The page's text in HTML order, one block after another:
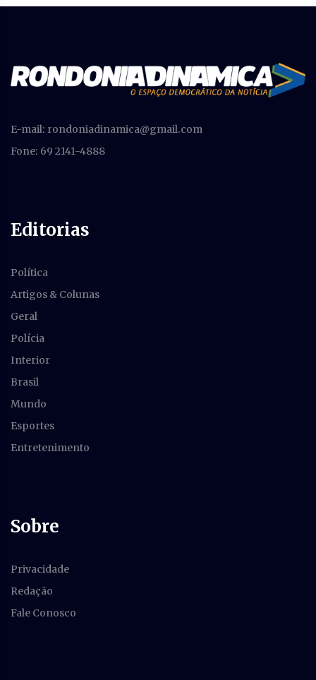
E-mail: rondoniadinamica@gmail.com
Fone: 69 2141-4888
Editorias
Política
Artigos & Colunas
Geral
Polícia
Interior
Brasil
Mundo
Esportes
Entretenimento
Sobre
Privacidade
Redação
Fale Conosco